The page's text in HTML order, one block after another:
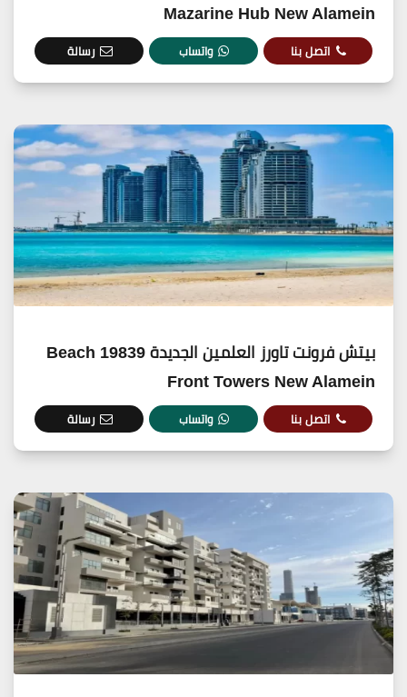
Mazarine Hub New Alamein
اتصل بنا واتساب رسالة
بيتش فرونت تاورز العلمين الجديدة 19839 Beach
Front Towers New Alamein
اتصل بنا واتساب رسالة